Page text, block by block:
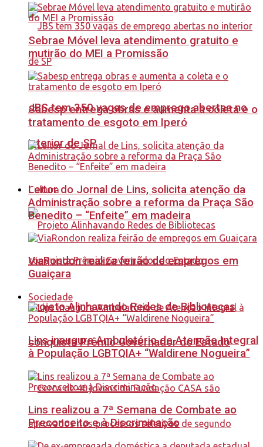
JBS tem 350 vagas de emprego abertas no
interior de SP
Cultura
Projeto Alinhavando Redes de Bibliotecas
conquista Prêmio Governador do Estado
Sebrae Móvel leva atendimento gratuito e
mutirão do MEI a Promissão
Sabesp entrega obras e aumenta a coleta e o
tratamento de esgoto em Iperó
Leitor do Jornal de Lins, solicita atenção da
Administração sobre a reforma da Praça São
Benedito – “Enfeite” em madeira
ViaRondon realiza feirão de empregos em
Guaiçara
Sociedade
Lins inaugura Ambulatório de Atenção Integral
à População LGBTQIA+ “Waldirene Nogueira”
Lins realizou a 7ª Semana de Combate ao
Preconceito e à Discriminação